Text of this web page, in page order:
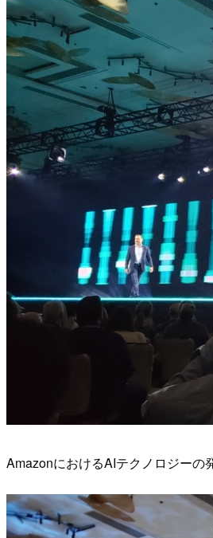
AmazonにおけるAIテクノロジーの